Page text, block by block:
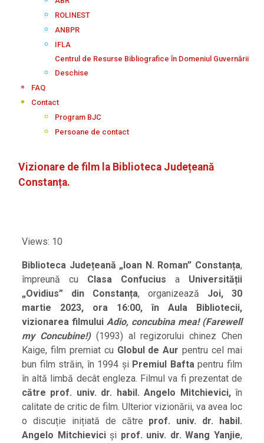
ROLINEST
ANBPR
IFLA
Centrul de Resurse Bibliografice în Domeniul Guvernării
Deschise
FAQ
Contact
Program BJC
Persoane de contact
Vizionare de film la Biblioteca Județeană
Constanța.
Views: 10
Biblioteca Județeană „Ioan N. Roman” Constanța,
împreună cu Clasa Confucius a Universității
„Ovidius” din Constanța, organizează Joi, 30
martie 2023, ora 16:00, în Aula Bibliotecii,
vizionarea filmului Adio, concubina mea! (Farewell
my Concubine!) (1993) al regizorului chinez Chen
Kaige, film premiat cu Globul de Aur pentru cel mai
bun film străin, în 1994 și Premiul Baftapentru film
în altă limbă decât engleza. Filmul va fi prezentat de
către prof. univ. dr. habil. Angelo Mitchievici,în
calitate de critic de film. Ulterior vizionării, va avea loc
o discuție inițiată de către prof. univ. dr. habil.
Angelo Mitchieviciși prof. univ. dr. Wang Yanjie,